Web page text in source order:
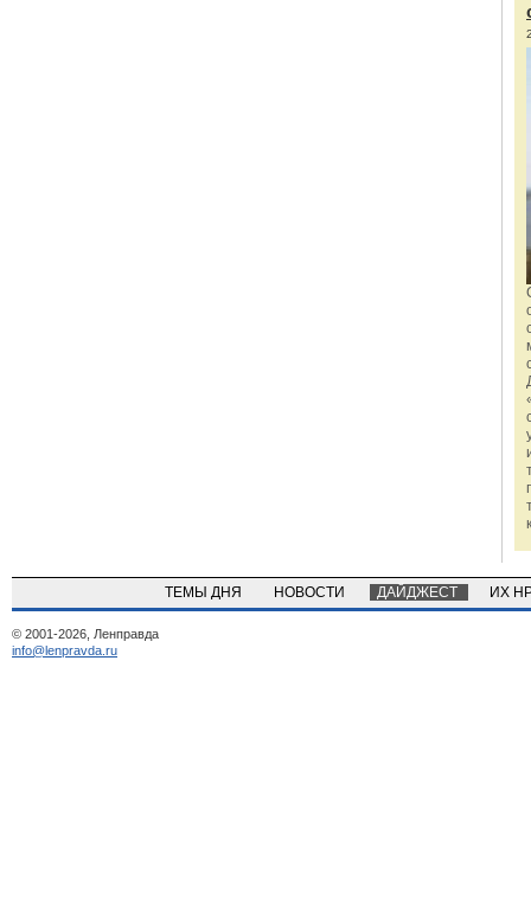
ТЕМЫ ДНЯ НОВОСТИ ДАЙДЖЕСТ ИХ
© 2001-2026, Ленправда
info@lenpravda.ru